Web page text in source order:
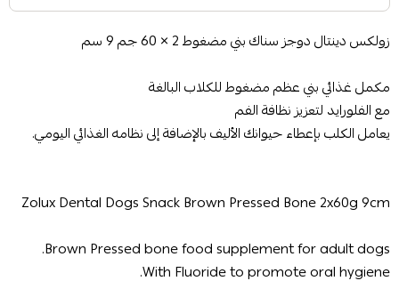
زولكس دينتال دوجز سناك بني مضغوط 2 × 60 جم 9 سم
مكمل غذائي بني عظم مضغوط للكلاب البالغة
مع الفلورايد لتعزيز نظافة الفم
يعامل الكلب بإعطاء حيوانك الأليف بالإضافة إلى نظامه الغذائي اليومي.
Zolux Dental Dogs Snack Brown Pressed Bone 2x60g 9cm
Brown Pressed bone food supplement for adult dogs.
With Fluoride to promote oral hygiene.